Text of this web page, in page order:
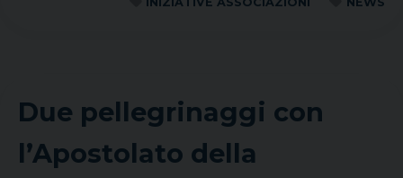
Due pellegrinaggi con
l’Apostolato della